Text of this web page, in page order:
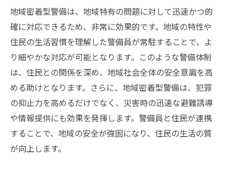
地域独自のニーズに応じた警備サービス
差別化された警備の価値提供
地域社会との信頼関係構築の重要性
地域行事と警備の連携事例
警備業務を通じた地域社会への貢献
未来ガードシステムが描く警備の未来と地域へ
の貢献
未来ガードシステムのビジョンと目標
地域貢献を実現するための戦略
地域密着型警備は、地域特有の問題に対して迅速かつ的
確に対応できるため、非常に効果的です。地域の特性や
住民の生活習慣を理解した警備員が常駐することで、よ
り細やかな対応が可能となります。このような警備体制
は、住民との関係を深め、地域社会全体の安全意識を高
める助けとなります。さらに、地域密着型警備は、犯罪
の抑止力を高めるだけでなく、災害時の迅速な避難誘導
や情報提供にも効果を発揮します。警備員と住民が連携
することで、地域の安全が強固になり、住民の生活の質
が向上します。